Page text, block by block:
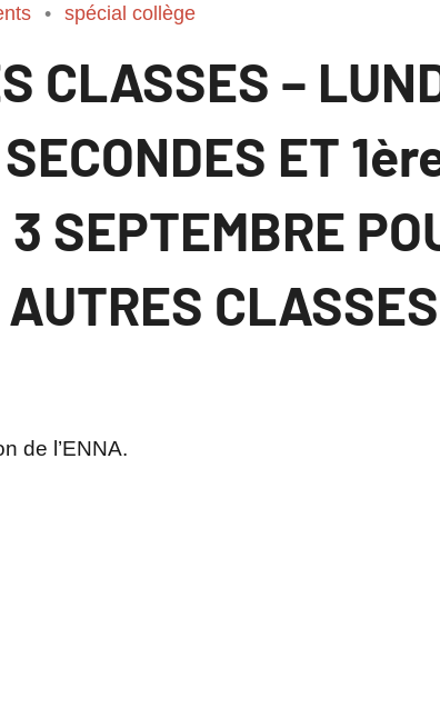
spécial collège
CLASSES –
ET
SEPTEMBRE
CLASSES
de l’ENNA.